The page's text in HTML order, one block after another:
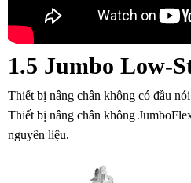
1.5 Jumbo Low-
Thiết bị nâng chân không có đầu
Thiết bị nâng chân không
nguyên liệu.